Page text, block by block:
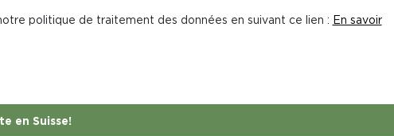
politique de traitement des données en suivant ce lien : En savoir
en Suisse!